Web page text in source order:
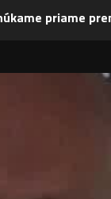
priame